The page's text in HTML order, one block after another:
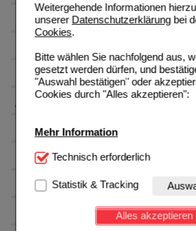
Weitergehende Informationen
unserer Datenschutzerklärungbei
Cookies.
Bitte wählen Sie nachfolgend aus,
gesetzt werden dürfen, und
"Auswahl bestätigen" oder
Cookies durch "Alles akzeptieren":
Mehr Information
Technisch Notwendig:Hierbei
Website notwendig sind (z.B.
Kundenkonto), weshalb auf diese
werden kann.
Technisch erforderlich
Statistik & Tracking
Alles akzeptieren